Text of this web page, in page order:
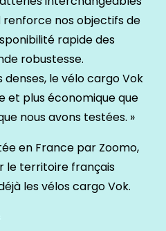
renforce nos objectifs de
rapide des
robustesse.
denses, le vélo cargo Vok
et plus économique que
nous avons testées. »
en France par Zoomo,
le territoire français
les vélos cargo Vok.